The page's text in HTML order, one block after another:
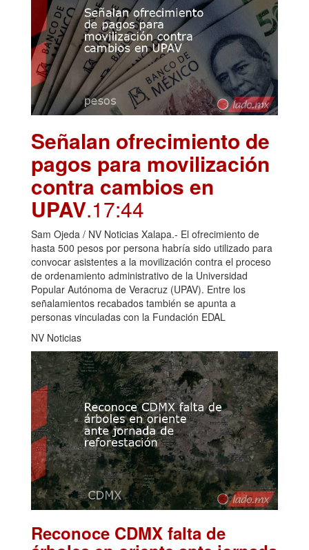
Señalan ofrecimiento de
pagos para movilización
contra cambios en
UPAV.17:44
Sam Ojeda / NV Noticias Xalapa.- El ofrecimiento de
hasta 500 pesos por persona habría sido utilizado para
convocar asistentes a la movilización contra el proceso
de ordenamiento administrativo de la Universidad
Popular Autónoma de Veracruz (UPAV). Entre los
señalamientos recabados también se apunta a
personas vinculadas con la Fundación EDAL
NV Noticias
Reconoce CDMX falta de